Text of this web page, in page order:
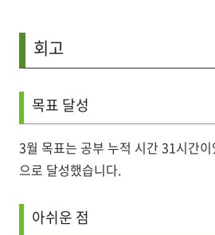
회고
목표 달성
3월 목표는 공부 누적 시간 31시간
으로 달성했습니다.
아쉬운 점